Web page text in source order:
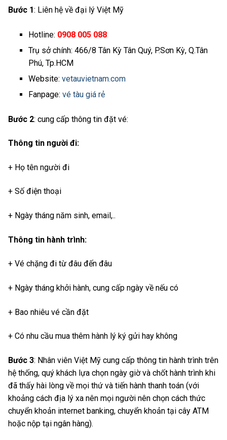
Bước 1: Liên hệ về đại lý Việt Mỹ
Hotline: 0908 005 088
Trụ sở chính: 466/8 Tân Kỳ Tân Quý, P.Sơn Kỳ, Q.Tân
Phú, Tp.HCM
Website: vetauvietnam.com
Fanpage: vé tàu giá rẻ
Bước 2: cung cấp thông tin đặt vé:
Thông tin người đi:
+ Họ tên người đi
+ Số điện thoại
+ Ngày tháng năm sinh, email,..
Thông tin hành trình:
+ Vé chặng đi từ đâu đến đâu
+ Ngày tháng khởi hành, cung cấp ngày về nếu có
+ Bao nhiêu vé cần đặt
+ Có nhu cầu mua thêm hành lý ký gửi hay không
Bước 3: Nhân viên Việt Mỹ cung cấp thông tin hành trình trên
hệ thống, quý khách lựa chọn ngày giờ và chốt hành trình khi
đã thấy hài lòng về mọi thứ và tiến hành thanh toán (với
khoảng cách địa lý xa nên mọi người nên chọn cách thức
chuyển khoản internet banking, chuyển khoản tại cây ATM
hoặc nộp tại ngân hàng).